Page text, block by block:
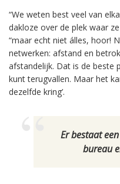
“We weten best veel van
dakloze over de plek waar
“maar echt niet álles, hoor!
netwerken: afstand en
afstandelijk. Dat is de beste
kunt terugvallen. Maar het
dezelfde kring’.
Er bestaat
bureau